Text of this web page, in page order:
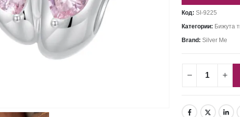
Код:SI-9225
Категории: Бижута
Brand:Silver Me